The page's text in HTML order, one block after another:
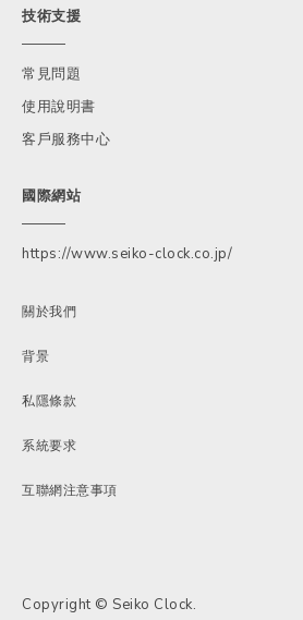
技術支援
常見問題
使用說明書
客戶服務中心
國際網站
https://www.seiko-clock.co.jp/
關於我們
背景
私隱條款
系統要求
互聯網注意事項
Copyright © Seiko Clock.